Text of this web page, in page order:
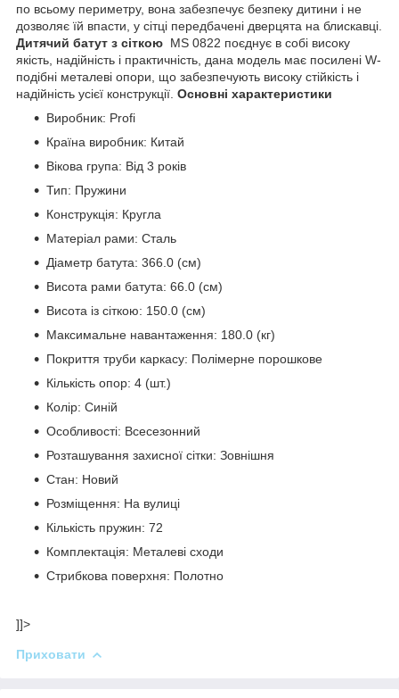
по всьому периметру, вона забезпечує безпеку дитини і не
дозволяє їй впасти, у сітці передбачені дверцята на блискавці.
Дитячий батут з сіткою MS 0822 поєднує в собі високу
якість, надійність і практичність, дана модель має посилені W-
подібні металеві опори, що забезпечують високу стійкість і
надійність усієї конструкції. Основні характеристики
Виробник: Profi
Країна виробник: Китай
Вікова група: Від 3 років
Тип: Пружини
Конструкція: Кругла
Матеріал рами: Сталь
Діаметр батута: 366.0 (см)
Висота рами батута: 66.0 (см)
Висота із сіткою: 150.0 (см)
Максимальне навантаження: 180.0 (кг)
Покриття труби каркасу: Полімерне порошкове
Кількість опор: 4 (шт.)
Колір: Синій
Особливості: Всесезонний
Розташування захисної сітки: Зовнішня
Стан: Новий
Розміщення: На вулиці
Кількість пружин: 72
Комплектація: Металеві сходи
Стрибкова поверхня: Полотно
]]>
Приховати